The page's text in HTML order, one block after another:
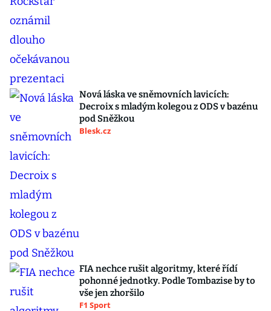
Nová láska ve sněmovních lavicích:
Decroix s mladým kolegou z ODS v bazénu
pod Sněžkou
Blesk.cz
FIA nechce rušit algoritmy, které řídí
pohonné jednotky. Podle Tombazise by to
vše jen zhoršilo
F1 Sport